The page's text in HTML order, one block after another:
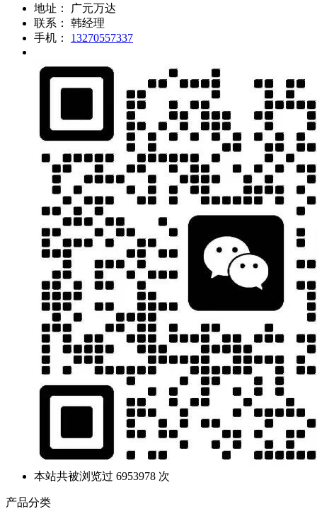
地址：
广元万达
联系：
韩经理
手机：
13270557337
本站共被浏览过 6953978 次
产品分类